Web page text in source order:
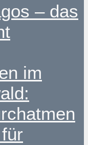
– das
im